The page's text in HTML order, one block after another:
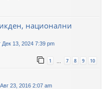
национални
Дек 13, 2024 7:39 pm
1 7 8 9 10
23, 2016 2:07 am